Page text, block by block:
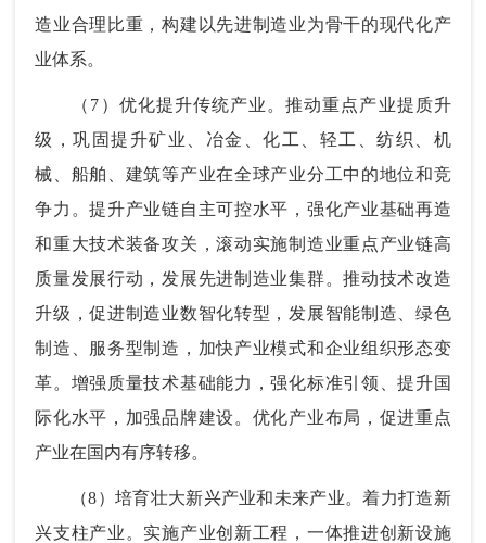
造业合理比重，构建以先进制造业为骨干的现代化产
业体系。
（7）优化提升传统产业。推动重点产业提质升
级，巩固提升矿业、冶金、化工、轻工、纺织、机
械、船舶、建筑等产业在全球产业分工中的地位和竞
争力。提升产业链自主可控水平，强化产业基础再造
和重大技术装备攻关，滚动实施制造业重点产业链高
质量发展行动，发展先进制造业集群。推动技术改造
升级，促进制造业数智化转型，发展智能制造、绿色
制造、服务型制造，加快产业模式和企业组织形态变
革。增强质量技术基础能力，强化标准引领、提升国
际化水平，加强品牌建设。优化产业布局，促进重点
产业在国内有序转移。
（8）培育壮大新兴产业和未来产业。着力打造新
兴支柱产业。实施产业创新工程，一体推进创新设施